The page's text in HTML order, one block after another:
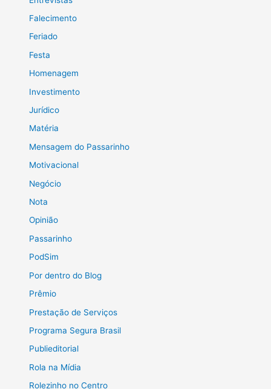
Falecimento
Feriado
Festa
Homenagem
Investimento
Jurídico
Matéria
Mensagem do Passarinho
Motivacional
Negócio
Nota
Opinião
Passarinho
PodSim
Por dentro do Blog
Prêmio
Prestação de Serviços
Programa Segura Brasil
Publieditorial
Rola na Mídia
Rolezinho no Centro